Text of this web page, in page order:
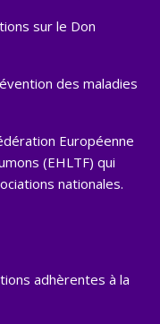
sur le Don
des maladies
Européenne
(EHLTF) qui
nationales.
adhèrentes à la